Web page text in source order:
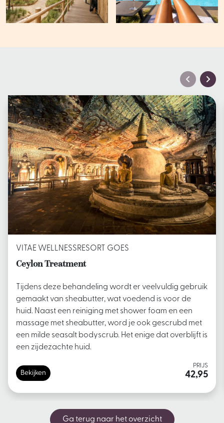
VITAE WELLNESSRESORT GOES
Ceylon Treatment
Tijdens deze behandeling wordt er veelvuldig gebruik
gemaakt van sheabutter, wat voedend is voor de
huid. Naast een reiniging met shower foam en een
massage met sheabutter, word je ook gescrubd met
een milde seasalt bodyscrub. Het enige dat overblijft is
een zijdezachte huid.
Bekijken
PRIJS
42,95
Ga terug naar het overzicht